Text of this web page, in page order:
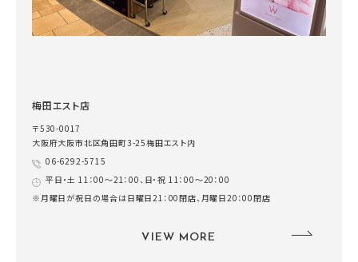
梅田エスト店
〒530-0017
大阪府大阪市北区角田町3-25梅田エスト内
06-6292-5715
平日・土 11：00～21：00、日・祝 11：00～20：00
※月曜日が祝日の場合は日曜日21：00閉店、月曜日20：00閉店
VIEW MORE